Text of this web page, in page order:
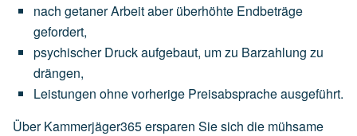
nach getanerArbeitaber überhöhte Endbeträge
gefordert,
psychischer Druckaufgebaut, umzu Barzahlung zu
drängen,
Leistungen ohnevorherige Preisabspracheausgeführt.
Über Kammerjäger365 ersparen Sie sich die mühsame